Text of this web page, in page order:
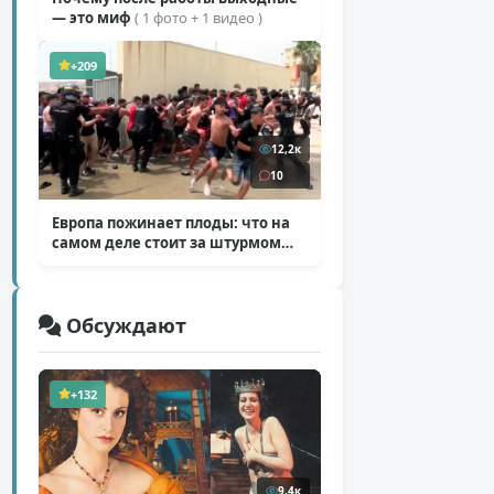
— это миф ( 1 фото + 1 видео )
+209
12,2к
10
Европа пожинает плоды: что на
самом деле стоит за штурмом
Обсуждают
+132
9,4к